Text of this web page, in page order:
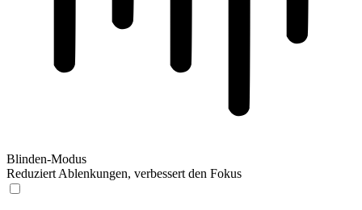
Blinden-Modus
Reduziert Ablenkungen, verbessert den Fokus